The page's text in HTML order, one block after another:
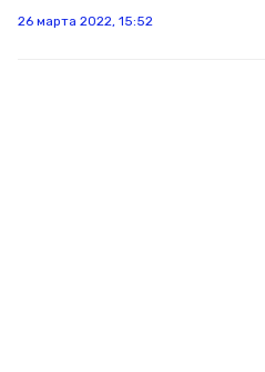
26 марта 2022, 15:52